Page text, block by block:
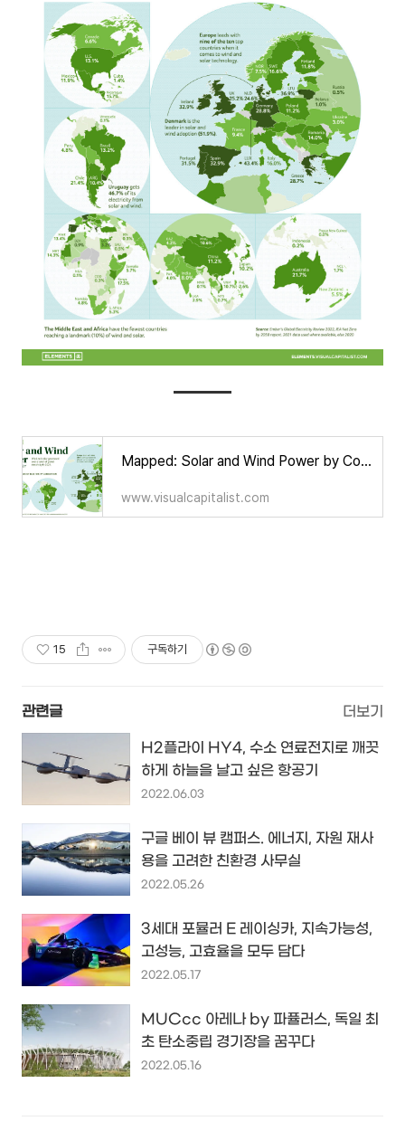
Mapped: Solar and Wind Power by Country
www.visualcapitalist.com
15 구독하기
관련글 더보기
H2플라이 HY4, 수소 연료전지로 깨끗
하게 하늘을 날고 싶은 항공기
2022.06.03
구글 베이 뷰 캠퍼스. 에너지, 자원 재사
용을 고려한 친환경 사무실
2022.05.26
3세대 포뮬러 E 레이싱카, 지속가능성,
고성능, 고효율을 모두 담다
2022.05.17
MUCcc 아레나 by 파퓰러스, 독일 최
초 탄소중립 경기장을 꿈꾸다
2022.05.16